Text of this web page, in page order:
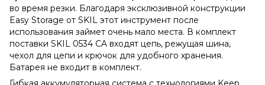
во время резки. Благодаря эксклюзивной конструкции
Easy Storage от SKIL этот инструмент после
использования займет очень мало места. В комплект
поставки SKIL 0534 CA входят цепь, режущая шина,
чехол для цепи и крючок для удобного хранения.
Батарея не входит в комплект.